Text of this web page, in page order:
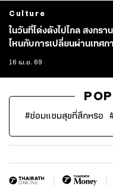
Culture
ในวันที่โด่งดังไปไกล สงกร
ไหนกับการเปลี่ยนผ่านเทศ
ระดับโลก
16 เม.ย. 69
#ซ่อมแซมสุขที่สึกหรอ